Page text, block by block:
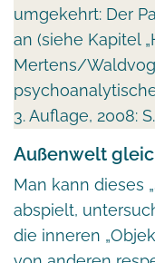
umgekehrt: Der
an (siehe Kapitel
Mertens/
3. Auflage, 2008:
Außenwelt
Man kann dieses
abspielt,
die inneren